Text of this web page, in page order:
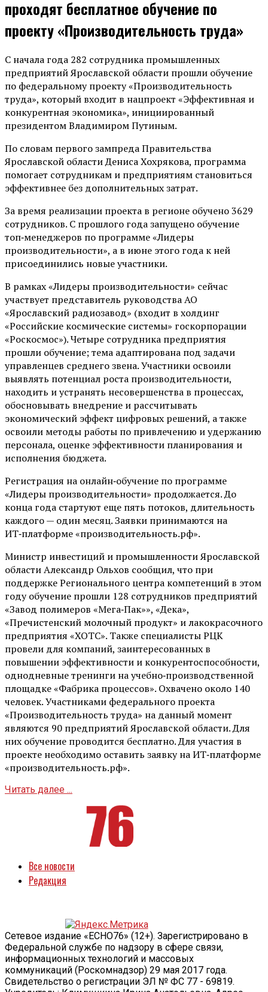
проходят бесплатное обучение по
проекту «Производительность труда»
С начала года 282 сотрудника промышленных
предприятий Ярославской области прошли обучение
по федеральному проекту «Производительность
труда», который входит в нацпроект «Эффективная и
конкурентная экономика», инициированный
президентом Владимиром Путиным.
По словам первого зампреда Правительства
Ярославской области Дениса Хохрякова, программа
помогает сотрудникам и предприятиям становиться
эффективнее без дополнительных затрат.
За время реализации проекта в регионе обучено 3629
сотрудников. С прошлого года запущено обучение
топ‑менеджеров по программе «Лидеры
производительности», а в июне этого года к ней
присоединились новые участники.
В рамках «Лидеры производительности» сейчас
участвует представитель руководства АО
«Ярославский радиозавод» (входит в холдинг
«Российские космические системы» госкорпорации
«Роскосмос»). Четыре сотрудника предприятия
прошли обучение; тема адаптирована под задачи
управленцев среднего звена. Участники освоили
выявлять потенциал роста производительности,
находить и устранять несовершенства в процессах,
обосновывать внедрение и рассчитывать
экономический эффект цифровых решений, а также
освоили методы работы по привлечению и удержанию
персонала, оценке эффективности планирования и
исполнения бюджета.
Регистрация на онлайн‑обучение по программе
«Лидеры производительности» продолжается. До
конца года стартуют еще пять потоков, длительность
каждого — один месяц. Заявки принимаются на
ИТ‑платформе «производительность.рф».
Министр инвестиций и промышленности Ярославской
области Александр Ольхов сообщил, что при
поддержке Регионального центра компетенций в этом
году обучение прошли 128 сотрудников предприятий
«Завод полимеров «Мега‑Пак»», «Дека»,
«Пречистенский молочный продукт» и лакокрасочного
предприятия «ХОТС». Также специалисты РЦК
провели для компаний, заинтересованных в
повышении эффективности и конкурентоспособности,
однодневные тренинги на учебно‑производственной
площадке «Фабрика процессов». Охвачено около 140
человек. Участниками федерального проекта
«Производительность труда» на данный момент
являются 90 предприятий Ярославской области. Для
них обучение проводится бесплатно. Для участия в
проекте необходимо оставить заявку на ИТ‑платформе
«производительность.рф».
Читать далее ...
Все новости
Редакция
Сетевое издание «ECHO76» (12+). Зарегистрировано в
Федеральной службе по надзору в сфере связи,
информационных технологий и массовых
коммуникаций (Роскомнадзор) 29 мая 2017 года.
Свидетельство о регистрации ЭЛ № ФС 77 - 69819.